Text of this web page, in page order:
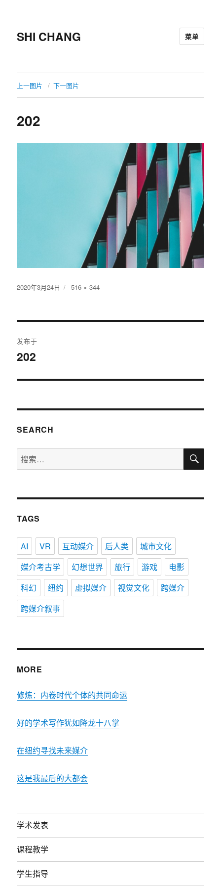
SHI CHANG 菜单
上一图片 下一图片
202
发
2020年3月24日
原
寸
516 × 344
章
发布于
202
SEARCH
搜
索：
搜
TAGS
AI VR 互动媒介 后人类
城市文化
媒介考古学
幻想世界 旅行 游戏
电影
科幻
纽约 虚拟媒介 视觉文化
跨媒介
跨媒介叙事
MORE
修炼：内卷时代个体的共同命运
好的学术写作犹如降龙十八掌
在纽约寻找未来媒介
这是我最后的大都会
学术发表
课程教学
学生指导